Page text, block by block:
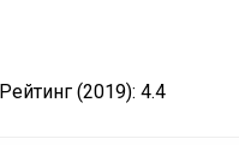
Рейтинг (2019): 4.4